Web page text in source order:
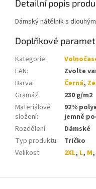
Detailní popis
Dámský nátělník s
Doplňkové
Kategorie:
EAN:
Zvolte
Barva: Černá,
Gramáž:
230 g/m2
Materiálové
složení:
92%
jemně
Rozdělení:
Dámské
Typ produktu:
Tričko
Velikost: 2XL, L, M,